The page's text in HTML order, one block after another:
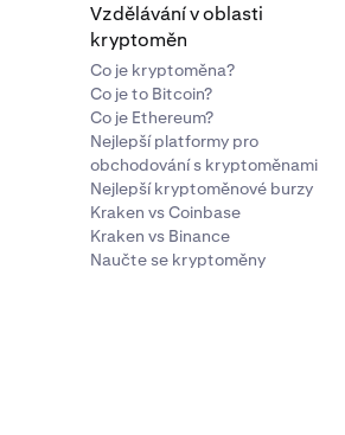
Vzdělávání v oblasti
kryptoměn
Co je kryptoměna?
Co je to Bitcoin?
Co je Ethereum?
Nejlepší platformy pro
obchodování s kryptoměnami
Nejlepší kryptoměnové burzy
Kraken vs Coinbase
Kraken vs Binance
Naučte se kryptoměny